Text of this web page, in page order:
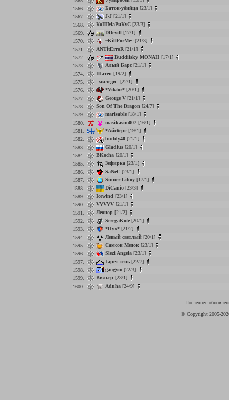
1566.
Батон-убийца [23/1]
1567.
J-J [21/1]
1568.
КоШМаРиКуС [23/3]
1569.
DDevill [17/1]
1570.
~KillForMe~ [21/3]
1571.
ANTitErroR [21/1]
1572.
Buddiisky MONAH [17/1]
1573.
Алый Барс [21/1]
1574.
Шатен [19/2]
1575.
_миледи_
[22/1]
1576.
*Viktor* [20/1]
1577.
George V [21/1]
1578.
Son Of The Dragon [24/7]
1579.
marisable [18/1]
1580.
masikasim007 [16/1]
1581.
*Айсберг [19/1]
1582.
buddy40 [21/1]
1583.
Gladius [20/1]
1584.
BKocha [20/1]
1585.
Зефирка [23/1]
1586.
SaNeC [23/1]
1587.
Sinner Lihoy [17/1]
1588.
DiCanio [23/3]
1589.
Icewind [23/1]
1590.
VVVVV [21/1]
1591.
Леонор [21/2]
1592.
SeregaKote [20/1]
1593.
*Пух* [21/2]
1594.
Левый светлый [20/1]
1595.
Самсон Медок [23/1]
1596.
Slezi Angela [23/1]
1597.
Гарет тень [22/7]
1598.
gaogvm [22/3]
1599.
Вильёр [23/1]
1600.
Aduha [24/9]
Последнее
© Copyright 2005-